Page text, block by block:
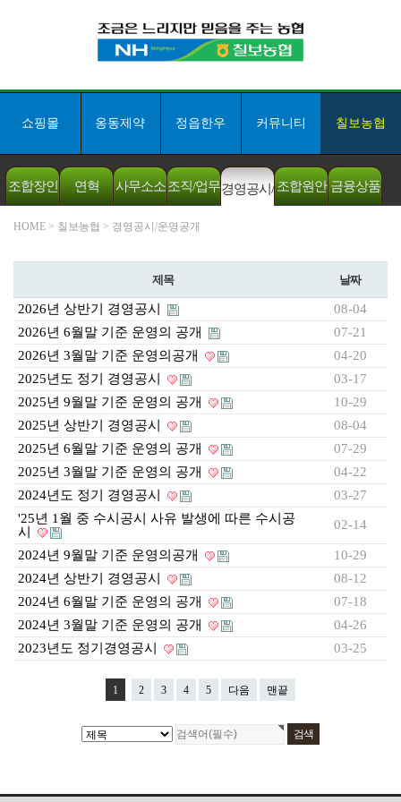
쇼핑몰 옹동제약 정읍한우 커뮤니티 칠보농협
조합장인
사
연혁 사무소소
개
조직/업무
분장
경영공시/ 조합원안 금융상품
HOME > 칠보농협 > 경영공시/운영공개
제목 날짜
2026년 상반기 경영공시
08-04
2026년 6월말 기준 운영의 공개
07-21
2026년 3월말 기준 운영의공개
04-20
2025년도 정기 경영공시
03-17
2025년 9월말 기준 운영의 공개
10-29
2025년 상반기 경영공시
08-04
2025년 6월말 기준 운영의 공개
07-29
2025년 3월말 기준 운영의 공개
04-22
2024년도 정기 경영공시
03-27
'25년 1월 중 수시공시 사유 발생에 따른 수시공
시
02-14
2024년 9월말 기준 운영의공개
10-29
2024년 상반기 경영공시
08-12
2024년 6월말 기준 운영의 공개
07-18
2024년 3월말 기준 운영의 공개
04-26
2023년도 정기경영공시
03-25
1 2 3 4 5 다음 맨끝